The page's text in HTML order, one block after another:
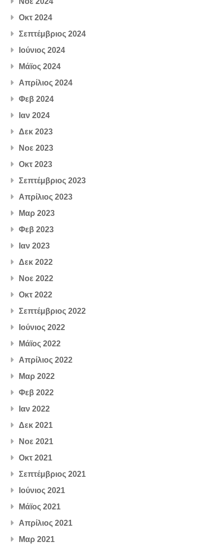
Οκτ 2024
Σεπτέμβριος 2024
Ιούνιος 2024
Μάϊος 2024
Απρίλιος 2024
Φεβ 2024
Ιαν 2024
Δεκ 2023
Νοε 2023
Οκτ 2023
Σεπτέμβριος 2023
Απρίλιος 2023
Μαρ 2023
Φεβ 2023
Ιαν 2023
Δεκ 2022
Νοε 2022
Οκτ 2022
Σεπτέμβριος 2022
Ιούνιος 2022
Μάϊος 2022
Απρίλιος 2022
Μαρ 2022
Φεβ 2022
Ιαν 2022
Δεκ 2021
Νοε 2021
Οκτ 2021
Σεπτέμβριος 2021
Ιούνιος 2021
Μάϊος 2021
Απρίλιος 2021
Μαρ 2021